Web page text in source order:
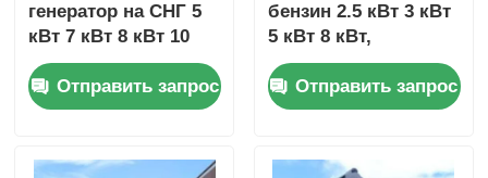
генератор на СНГ 5
кВт 7 кВт 8 кВт 10
кВт СНГ генератор 4
тактаОтправить запрос
бензин 2.5 кВт 3 кВт
5 кВт 8 кВт,
электрический
запуск,
сертифицирован
Отправить запрос